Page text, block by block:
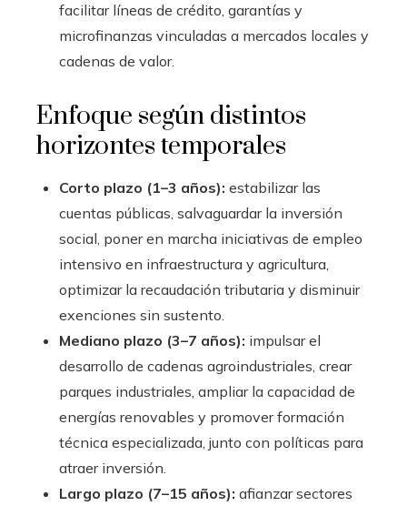
facilitar líneas de crédito, garantías y
microfinanzas vinculadas a mercados locales y
cadenas de valor.
Enfoque según distintos
horizontes temporales
Corto plazo (1–3 años): estabilizar las
cuentas públicas, salvaguardar la inversión
social, poner en marcha iniciativas de empleo
intensivo en infraestructura y agricultura,
optimizar la recaudación tributaria y disminuir
exenciones sin sustento.
Mediano plazo (3–7 años): impulsar el
desarrollo de cadenas agroindustriales, crear
parques industriales, ampliar la capacidad de
energías renovables y promover formación
técnica especializada, junto con políticas para
atraer inversión.
Largo plazo (7–15 años): afianzar sectores